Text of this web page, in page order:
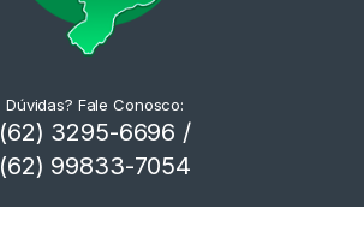
Dúvidas? Fale Conosco:
(62) 3295-6696 /
(62) 99833-7054